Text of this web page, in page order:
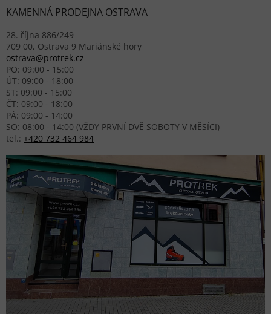
KAMENNÁ PRODEJNA OSTRAVA
28. října 886/249
709 00, Ostrava 9 Mariánské hory
ostrava@protrek.cz
PO: 09:00 - 15:00
ÚT: 09:00 - 18:00
ST: 09:00 - 15:00
ČT: 09:00 - 18:00
PÁ: 09:00 - 14:00
SO: 08:00 - 14:00 (VŽDY PRVNÍ DVĚ SOBOTY V MĚSÍCI)
tel.: +420 732 464 984